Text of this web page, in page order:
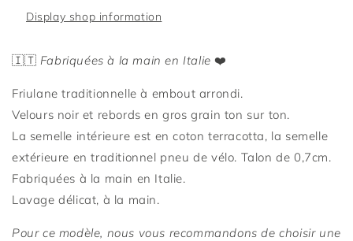
Display shop information
🇮🇹 Fabriquées à la main en Italie❤️
Friulane traditionnelle à embout arrondi.
Velours noir et rebords en gros grain ton sur ton.
La semelle intérieure est en coton terracotta, la semelle
extérieure en traditionnel pneu de vélo. Talon de 0,7cm.
Fabriquées à la main en Italie.
Lavage délicat, à la main.
Pour ce modèle, nous vous recommandons de choisir une
Connexion requise